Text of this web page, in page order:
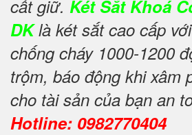
cất giữ. Két Sắt Khoá
DKlà két sắt cao cấp
chống cháy 1000-1200
trộm, báo động khi xâm
cho tài sản của bạn an
Hotline: 0982770404